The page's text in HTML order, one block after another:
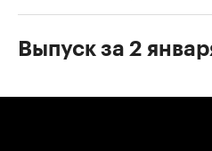
Выпуск за 2